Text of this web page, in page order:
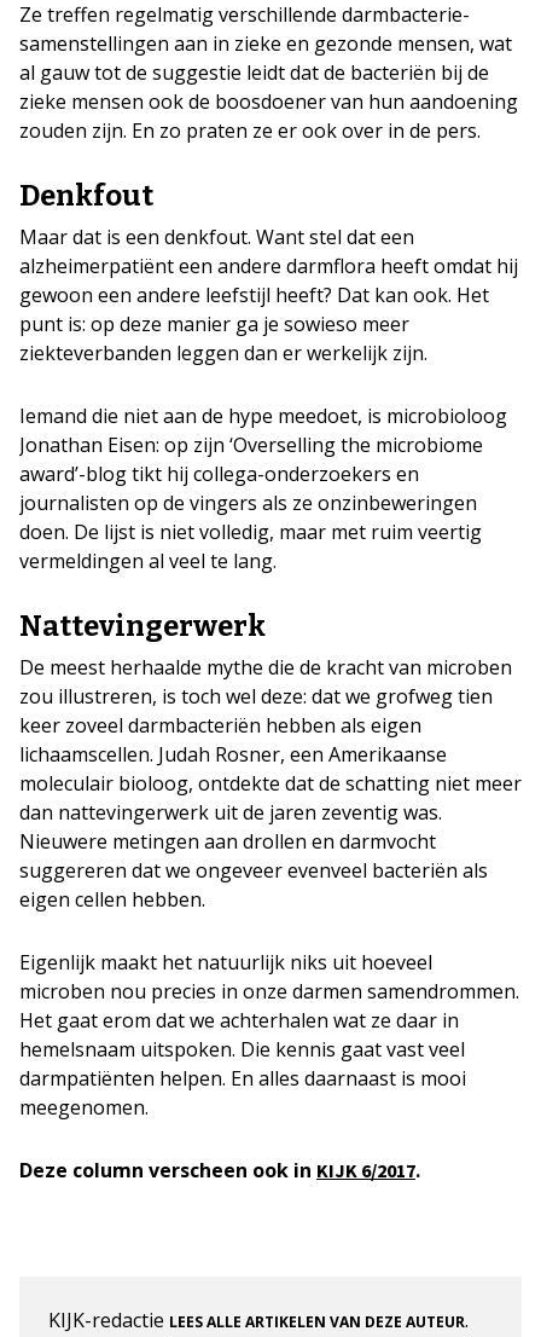
Ze treffen regelmatig verschillende darmbacterie-
samenstellingen aan in zieke en gezonde mensen, wat
al gauw tot de suggestie leidt dat de bacteriën bij de
zieke mensen ook de boosdoener van hun aandoening
zouden zijn. En zo praten ze er ook over in de pers.
Denkfout
Maar dat is een denkfout. Want stel dat een
alzheimerpatiënt een andere darmflora heeft omdat hij
gewoon een andere leefstijl heeft? Dat kan ook. Het
punt is: op deze manier ga je sowieso meer
ziekteverbanden leggen dan er werkelijk zijn.
Iemand die niet aan de hype meedoet, is microbioloog
Jonathan Eisen: op zijn ‘Overselling the microbiome
award’-blog tikt hij collega-onderzoekers en
journalisten op de vingers als ze onzinbeweringen
doen. De lijst is niet volledig, maar met ruim veertig
vermeldingen al veel te lang.
Nattevingerwerk
De meest herhaalde mythe die de kracht van microben
zou illustreren, is toch wel deze: dat we grofweg tien
keer zoveel darmbacteriën hebben als eigen
lichaamscellen. Judah Rosner, een Amerikaanse
moleculair bioloog, ontdekte dat de schatting niet meer
dan nattevingerwerk uit de jaren zeventig was.
Nieuwere metingen aan drollen en darmvocht
suggereren dat we ongeveer evenveel bacteriën als
eigen cellen hebben.
Eigenlijk maakt het natuurlijk niks uit hoeveel
microben nou precies in onze darmen samendrommen.
Het gaat erom dat we achterhalen wat ze daar in
hemelsnaam uitspoken. Die kennis gaat vast veel
darmpatiënten helpen. En alles daarnaast is mooi
meegenomen.
Deze column verscheen ook in KIJK 6/2017.
KIJK-redactie LEES ALLE ARTIKELEN VAN DEZE AUTEUR.